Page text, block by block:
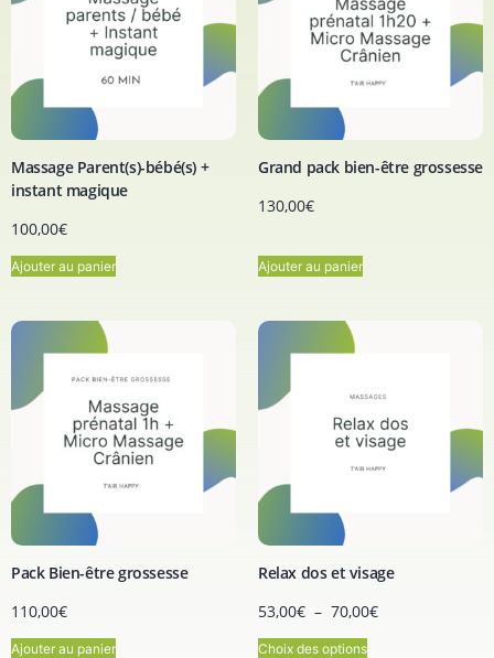
Massage Parent(s)-bébé(s) +
instant magique
100,00€
Ajouter au panier
Grand pack bien-être grossesse
130,00€
Ajouter au panier
Pack Bien-être grossesse
110,00€
Ajouter au panier
Relax dos et visage
53,00€ – 70,00€
Choix des options